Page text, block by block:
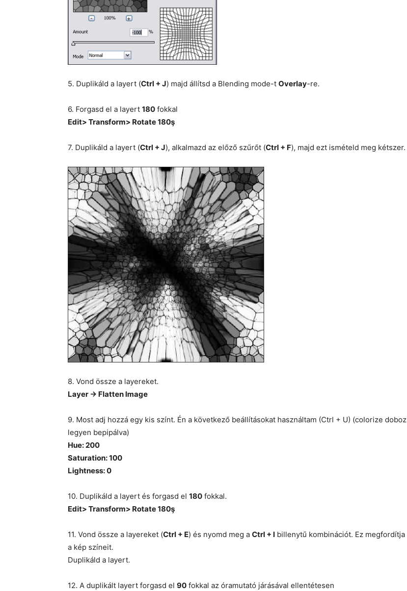
5. Duplikáld a layert (Ctrl + J) majd állítsd a Blending mode-t Overlay-re.
6. Forgasd el a layert 180 fokkal
Edit> Transform> Rotate 180ş
7. Duplikáld a layert (Ctrl + J), alkalmazd az előző szűrőt (Ctrl + F), majd ezt ismételd meg kétszer.
8. Vond össze a layereket.
Layer -> Flatten Image
9. Most adj hozzá egy kis színt. Én a következő beállításokat használtam (Ctrl + U) (colorize doboz
legyen bepipálva)
Hue: 200
Saturation: 100
Lightness: 0
10. Duplikáld a layert és forgasd el 180 fokkal.
Edit> Transform> Rotate 180ş
11. Vond össze a layereket (Ctrl + E) és nyomd meg a Ctrl + I billenytű kombinációt. Ez megfordítja
a kép színeit.
Duplikáld a layert.
12. A duplikált layert forgasd el 90 fokkal az óramutató járásával ellentétesen